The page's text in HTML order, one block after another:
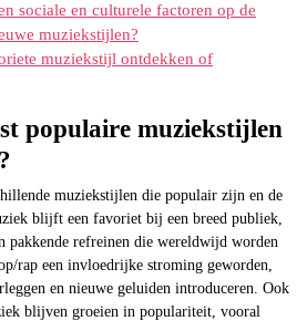
sociale en culturele factoren op de
muziekstijlen?
muziekstijl ontdekken of
populaire muziekstijlen
muziekstijlen die populair zijn en de
blijft een favoriet bij een breed publiek,
pakkende refreinen die wereldwijd worden
rap een invloedrijke stroming geworden,
en nieuwe geluiden introduceren. Ook
blijven groeien in populariteit, vooral